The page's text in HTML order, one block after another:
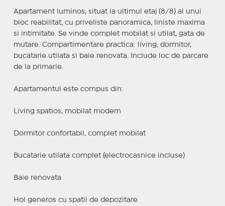
Apartament luminos, situat la ultimul etaj (8/8) al unui
bloc reabilitat, cu priveliste panoramica, liniste maxima
si intimitate. Se vinde complet mobilat si utilat, gata de
mutare. Compartimentare practica: living, dormitor,
bucatarie utilata si baie renovata. Include loc de parcare
de la primarie.
Apartamentul este compus din:
Living spatios, mobilat modern
Dormitor confortabil, complet mobilat
Bucatarie utilata complet (electrocasnice incluse)
Baie renovata
Hol generos cu spatii de depozitare